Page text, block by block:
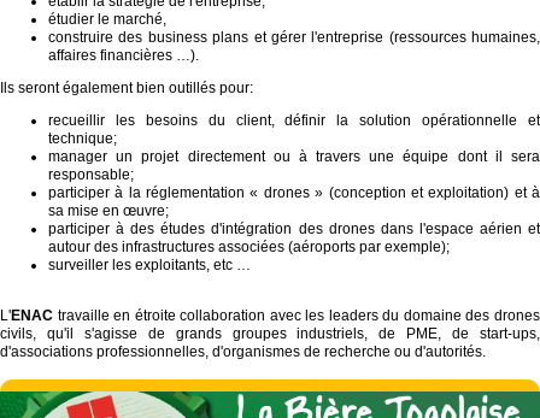
étudier le marché,
construire des business plans et gérer l'entreprise (ressources humaines,
affaires financières …).
Ils seront également bien outillés pour:
recueillir les besoins du client, définir la solution opérationnelle et
technique;
manager un projet directement ou à travers une équipe dont il sera
responsable;
participer à la réglementation « drones » (conception et exploitation) et à
sa mise en œuvre;
participer à des études d'intégration des drones dans l'espace aérien et
autour des infrastructures associées (aéroports par exemple);
surveiller les exploitants, etc …
L'ENAC travaille en étroite collaboration avec les leaders du domaine des drones
civils, qu'il s'agisse de grands groupes industriels, de PME, de start-ups,
d'associations professionnelles, d'organismes de recherche ou d'autorités.